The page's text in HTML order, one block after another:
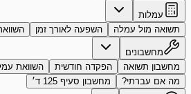
עמלות
תשואה מול עמלה
השפעה לאורך זמן
מחשבונים
מחשבון תשואה
הפקדה חודשית השוואת
מה אם עברתי?
מחשבון סעיף 125 ד׳